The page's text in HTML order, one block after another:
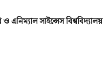
ও এনিম্যাল সাইন্সেস বিশ্ববিদ্যালয়